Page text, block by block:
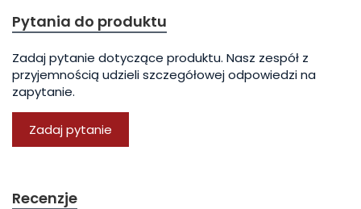
Pytania do produktu
Zadaj pytanie dotyczące produktu. Nasz zespół z
przyjemnością udzieli szczegółowej odpowiedzi na
zapytanie.
Zadaj pytanie
Recenzje